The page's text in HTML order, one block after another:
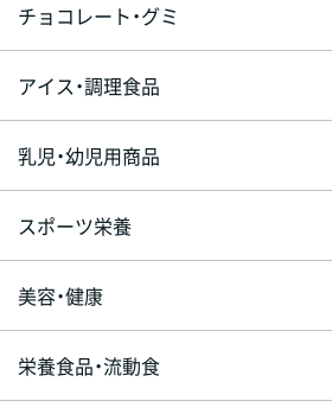
チョコレート・グミ
アイス・調理食品
乳児・幼児用商品
スポーツ栄養
美容・健康
栄養食品・流動食